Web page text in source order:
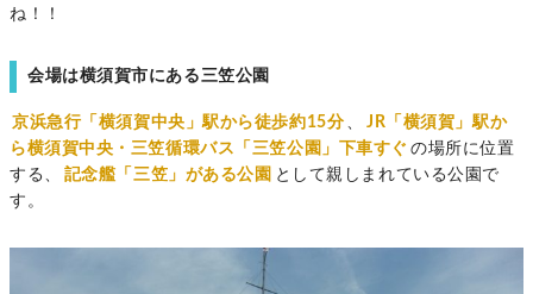
ね！！
会場は横須賀市にある三笠公園
京浜急行「横須賀中央」駅から徒歩約15分 、
JR「横須賀」駅か
ら横須賀中央・三笠循環バス「三笠公園」下車すぐ の場所に位置
する、
記念艦「三笠」がある公園 として親しまれている公園で
す。